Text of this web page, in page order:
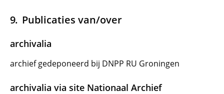
Publicaties van/over
archivalia
archief gedeponeerd bij DNPP RU Groningen
archivalia via site Nationaal Archief